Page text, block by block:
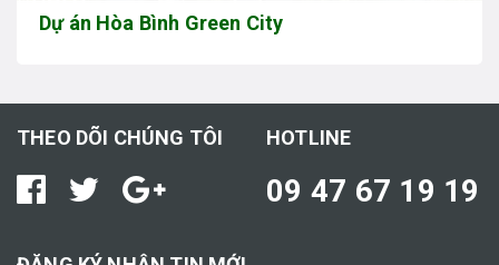
Dự án Hòa Bình Green City
THEO DÕI CHÚNG TÔI HOTLINE
09 47 67 19 19